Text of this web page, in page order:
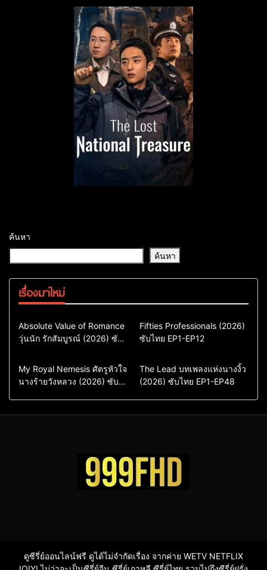
ค้นหา
ค้นหา
เรื่องมาใหม่
Comedy
Drama
ซีรี่ย์เกาหลี
ซีรี่ย์เกาหลีพากย์ไทย
Absolute Value of Romance
วุ่นนัก รักสัมบูรณ์ (2026) ซับ
Action & Adventure
Comedy
Drama
ซีรี่ย์เกาหลีซับไทย
Fifties Professionals (2026)
ซับไทย EP1-EP12
Comedy
Drama
Sci-Fi & Fantasy
My Royal Nemesis ศัตรูหัวใจ
นางร้ายวังหลวง (2026) ซับ
Drama
ซีรี่ย์จีน
ซีรี่ย์จีนซับไทย
The Lead บทเพลงแห่งนางงิ้ว
(2026) ซับไทย EP1-EP48
ดูซีรี่ย์ออนไลน์ฟรี ดูได้ไม่จำกัดเรื่อง จากค่าย WETV NETFLIX